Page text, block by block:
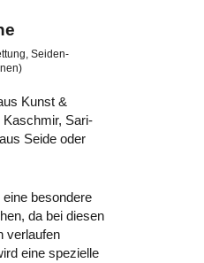
Seiden-
Kunst &
Sari-
Seide oder
besondere
da bei diesen
verlaufen
eine spezielle